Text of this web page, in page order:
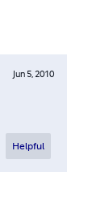
Jun 5, 2010
Helpful